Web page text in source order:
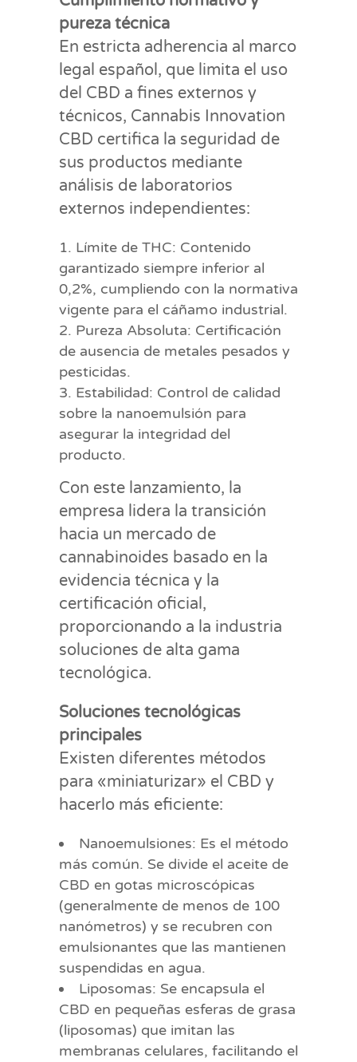
pureza técnica
En estricta adherencia al marco
legal español, que limita el uso
del CBD a fines externos y
técnicos, Cannabis Innovation
CBD certifica la seguridad de
sus productos mediante
análisis de laboratorios
externos independientes:
Límite de THC: Contenido
garantizado siempre inferior al
0,2%, cumpliendo con la normativa
vigente para el cáñamo industrial.
Pureza Absoluta: Certificación
de ausencia de metales pesados y
pesticidas.
Estabilidad: Control de calidad
sobre la nanoemulsión para
asegurar la integridad del
producto.
Con este lanzamiento, la
empresa lidera la transición
hacia un mercado de
cannabinoides basado en la
evidencia técnica y la
certificación oficial,
proporcionando a la industria
soluciones de alta gama
tecnológica.
Soluciones tecnológicas
principales
Existen diferentes métodos
para «miniaturizar» el CBD y
hacerlo más eficiente:
Nanoemulsiones: Es el método
más común. Se divide el aceite de
CBD en gotas microscópicas
(generalmente de menos de 100
nanómetros) y se recubren con
emulsionantes que las mantienen
suspendidas en agua.
Liposomas: Se encapsula el
CBD en pequeñas esferas de grasa
(liposomas) que imitan las
membranas celulares, facilitando el